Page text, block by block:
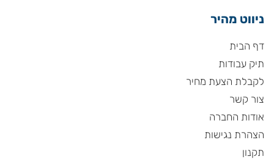
ניווט מהיר
דף הבית
תיק עבודות
לקבלת הצעת מחיר
צור קשר
אודות החברה
הצהרת נגישות
תקנון